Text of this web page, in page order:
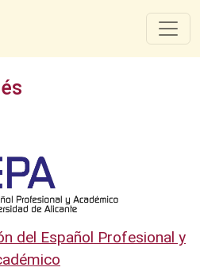
del Español Profesional y